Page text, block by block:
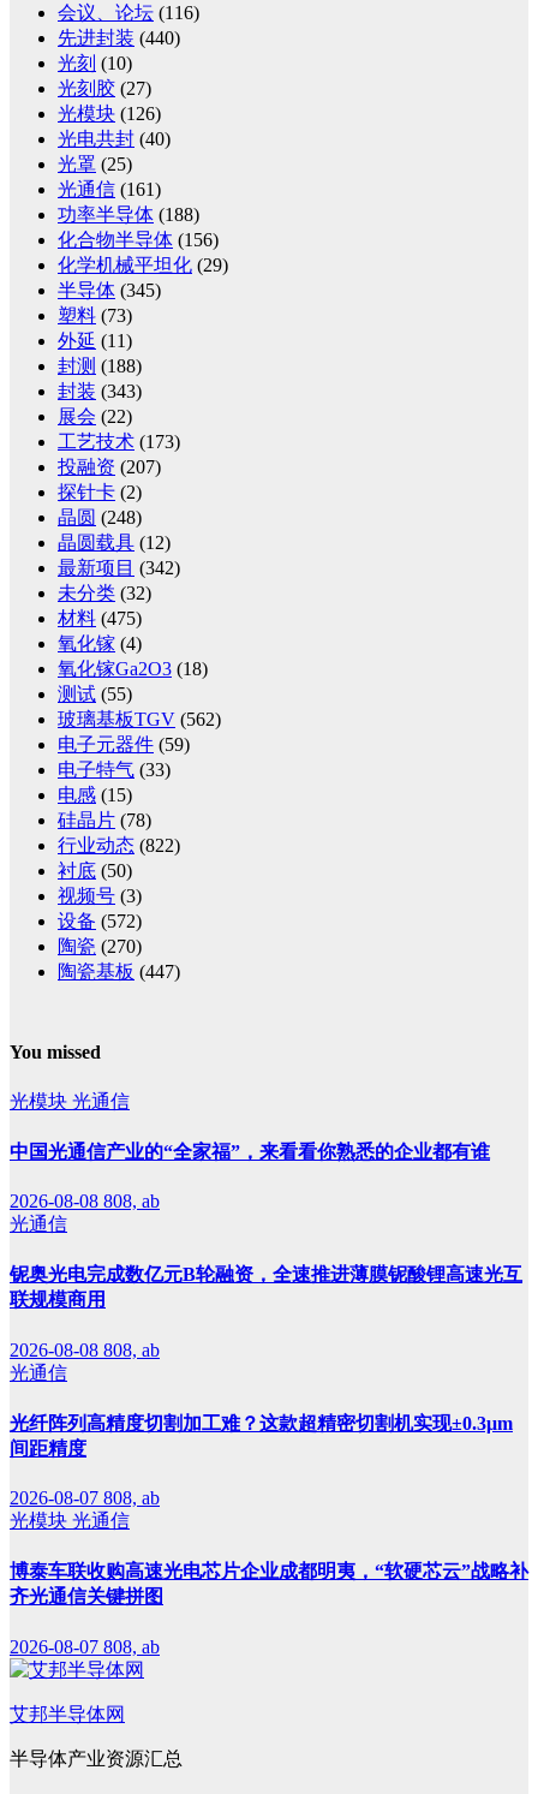
会议、论坛 (116)
先进封装 (440)
光刻 (10)
光刻胶 (27)
光模块 (126)
光电共封 (40)
光罩 (25)
光通信 (161)
功率半导体 (188)
化合物半导体 (156)
化学机械平坦化 (29)
半导体 (345)
塑料 (73)
外延 (11)
封测 (188)
封装 (343)
展会 (22)
工艺技术 (173)
投融资 (207)
探针卡 (2)
晶圆 (248)
晶圆载具 (12)
最新项目 (342)
未分类 (32)
材料 (475)
氧化镓 (4)
氧化镓Ga2O3 (18)
测试 (55)
玻璃基板TGV (562)
电子元器件 (59)
电子特气 (33)
电感 (15)
硅晶片 (78)
行业动态 (822)
衬底 (50)
视频号 (3)
设备 (572)
陶瓷 (270)
陶瓷基板 (447)
You missed
光模块 光通信
中国光通信产业的“全家福”，来看看你熟悉的企业都有谁
2026-08-08 808, ab
光通信
铌奥光电完成数亿元B轮融资，全速推进薄膜铌酸锂高速光互
联规模商用
2026-08-08 808, ab
光通信
光纤阵列高精度切割加工难？这款超精密切割机实现±0.3μm
间距精度
2026-08-07 808, ab
光模块 光通信
博泰车联收购高速光电芯片企业成都明夷，“软硬芯云”战略补
齐光通信关键拼图
2026-08-07 808, ab
艾邦半导体网
半导体产业资源汇总